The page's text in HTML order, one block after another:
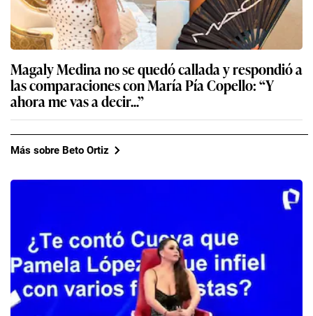
Magaly Medina no se quedó callada y respondió a
las comparaciones con María Pía Copello: “Y
ahora me vas a decir...”
Más sobre Beto Ortiz